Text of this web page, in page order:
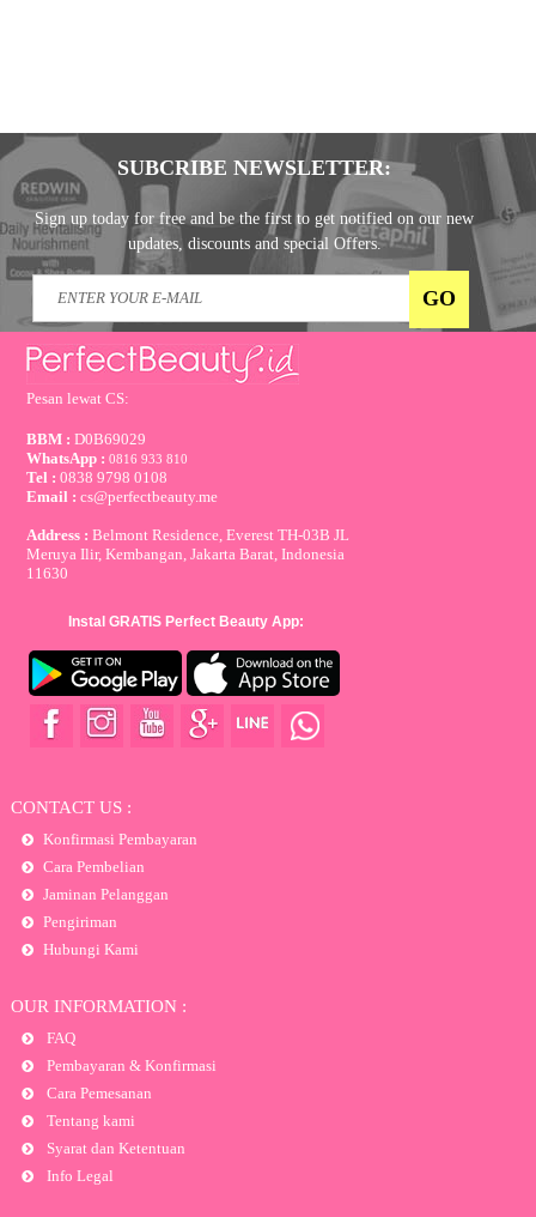
SUBCRIBE NEWSLETTER:
Sign up today for free and be the first to get notified on our new
updates, discounts and special Offers.
Pesan lewat CS:
BBM : D0B69029
WhatsApp :0816 933 810
Tel :0838 9798 0108
Email :cs@perfectbeauty.me
Address : Belmont Residence, Everest TH-03B JL
Meruya Ilir, Kembangan, Jakarta Barat, Indonesia
11630
Instal GRATIS Perfect Beauty App:
CONTACT US :
Konfirmasi Pembayaran
Cara Pembelian
Jaminan Pelanggan
Pengiriman
Hubungi Kami
OUR INFORMATION :
FAQ
Pembayaran & Konfirmasi
Cara Pemesanan
Tentang kami
Syarat dan Ketentuan
Info Legal